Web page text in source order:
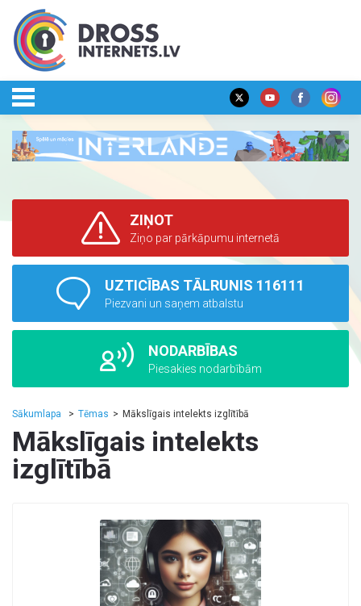
ZIŅOT
Ziņo par pārkāpumu internetā
UZTICĪBAS TĀLRUNIS 116111
Piezvani un saņem atbalstu
NODARBĪBAS
Piesakies nodarbībām
Sākumlapa Tēmas Mākslīgais intelekts izglītībā
Mākslīgais intelekts
izglītībā